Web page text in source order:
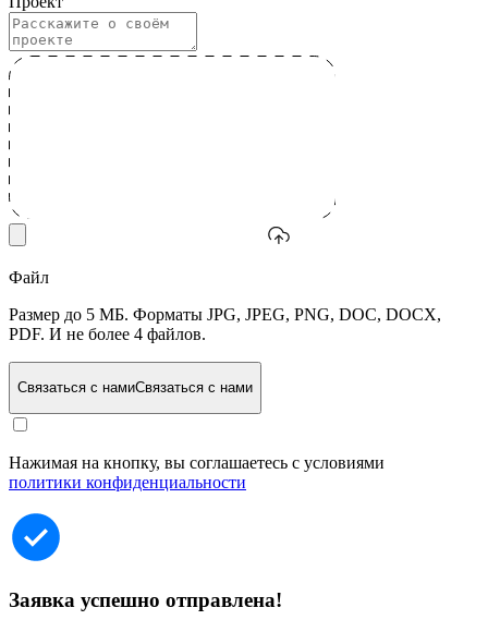
Файл
Размер до 5 МБ. Форматы JPG, JPEG, PNG, DOC, DOCX,
PDF. И не более 4 файлов.
Связаться с намиСвязаться с нами
Нажимая на кнопку, вы соглашаетесь с условиями
политики конфиденциальности
Заявка успешно отправлена!